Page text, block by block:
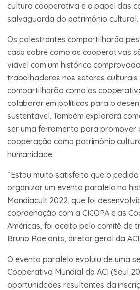
cultura cooperativa e o papel das
salvaguarda do património cultural.
Os palestrantes compartilharão
caso sobre como as cooperativas
viável com um histórico
trabalhadores nos setores culturais
compartilharão como as
colaborar em políticas para o
sustentável. Também explorará
ser uma ferramenta para promover
cooperação como patrimônio
humanidade.
“Estou muito satisfeito que o
organizar um evento paralelo no
Mondiacult 2022, que foi
coordenação com a CICOPA e as
Américas, foi aceito pelo comitê de
Bruno Roelants, diretor geral da ACI.
O evento paralelo evoluiu de uma
Cooperativo Mundial da ACI (Seul
oportunidades resultantes da